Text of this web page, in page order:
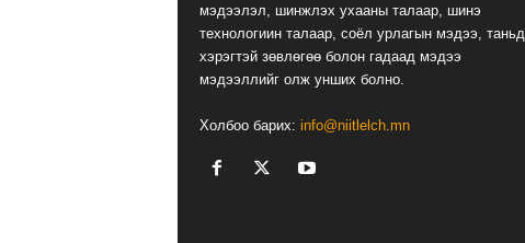
мэдээлэл, шинжлэх ухааны талаар, шинэ
технологиин талаар, соёл урлагын мэдээ, таньд
хэрэгтэй зөвлөгөө болон гадаад мэдээ
мэдээллийг олж унших болно.
Холбоо барих: info@niitlelch.mn